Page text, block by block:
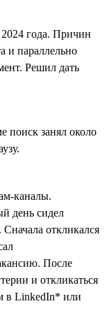
2024 года. Причин
и параллельно
Решил дать
поиск занял около
каналы.
день сидел
откликался
После
и откликаться
в LinkedIn* или